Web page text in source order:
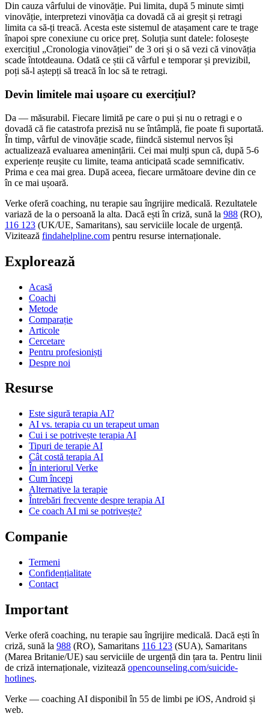
Din cauza vârfului de vinovăție. Pui limita, după 5 minute simți
vinovăție, interpretezi vinovăția ca dovadă că ai greșit și retragi
limita ca să-ți treacă. Acesta este sistemul de atașament care te trage
înapoi spre conexiune cu orice preț. Soluția sunt datele: folosește
exercițiul „Cronologia vinovăției" de 3 ori și o să vezi că vinovăția
scade întotdeauna. Odată ce știi că vârful e temporar și previzibil,
poți să-l aștepți să treacă în loc să te retragi.
Devin limitele mai ușoare cu exercițiul?
Da — măsurabil. Fiecare limită pe care o pui și nu o retragi e o
dovadă că fie catastrofa prezisă nu se întâmplă, fie poate fi suportată.
În timp, vârful de vinovăție scade, fiindcă sistemul nervos își
actualizează evaluarea amenințării. Cei mai mulți spun că, după 5-6
experiențe reușite cu limite, teama anticipată scade semnificativ.
Prima e cea mai grea. După aceea, fiecare următoare devine din ce
în ce mai ușoară.
Verke oferă coaching, nu terapie sau îngrijire medicală. Rezultatele
variază de la o persoană la alta. Dacă ești în criză, sună la 988 (RO),
116 123 (UK/UE, Samaritans), sau serviciile locale de urgență.
Vizitează findahelpline.com pentru resurse internaționale.
Explorează
Acasă
Coachi
Metode
Comparație
Articole
Cercetare
Pentru profesioniști
Despre noi
Resurse
Este sigură terapia AI?
AI vs. terapia cu un terapeut uman
Cui i se potrivește terapia AI
Tipuri de terapie AI
Cât costă terapia AI
În interiorul Verke
Cum începi
Alternative la terapie
Întrebări frecvente despre terapia AI
Ce coach AI mi se potrivește?
Companie
Termeni
Confidențialitate
Contact
Important
Verke oferă coaching, nu terapie sau îngrijire medicală. Dacă ești în
criză, sună la 988 (RO), Samaritans 116 123 (SUA), Samaritans
(Marea Britanie/UE) sau serviciile de urgență din țara ta. Pentru linii
de criză internaționale, vizitează opencounseling.com/suicide-
hotlines.
Verke — coaching AI disponibil în 55 de limbi pe iOS, Android și
web.